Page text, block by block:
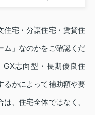
住宅・分譲住宅・賃貸住
ム」なのかをご確認くだ
GX志向型・長期優良住
るかによって補助額や要
、住宅全体ではなく、